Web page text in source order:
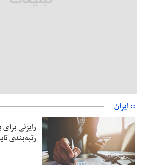
امیر اکرمی‌نیا: ارتش کاملاً آماده است
:: ایران
رایزنی
رتبه‌بندی